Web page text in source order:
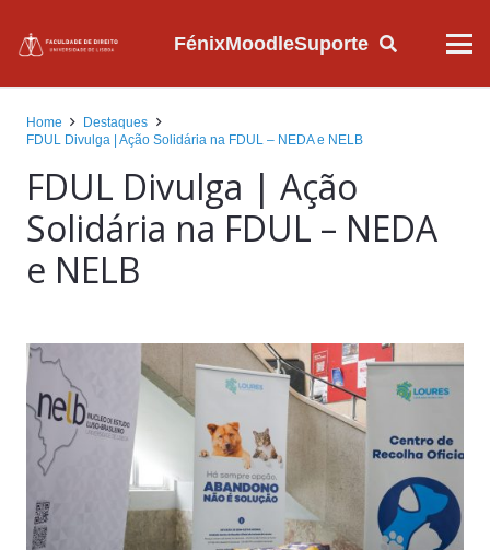
FénixMoodleSuporte
Home
Destaques
FDUL Divulga | Ação Solidária na FDUL – NEDA e NELB
FDUL Divulga | Ação
Solidária na FDUL – NEDA
e NELB